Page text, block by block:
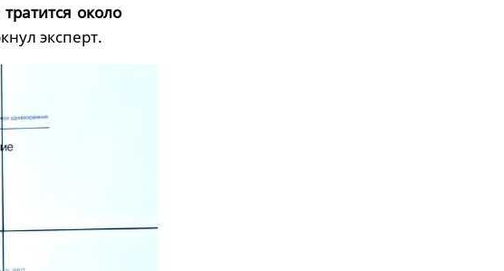
около
эксперт.